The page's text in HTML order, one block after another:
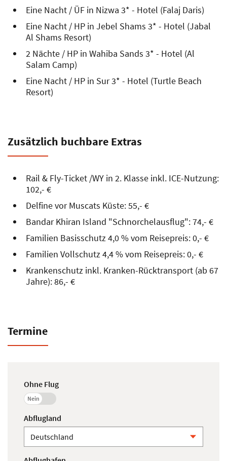
Eine Nacht / ÜF in Nizwa 3* - Hotel (Falaj Daris)
Eine Nacht / HP in Jebel Shams 3* - Hotel (Jabal
Al Shams Resort)
2 Nächte / HP in Wahiba Sands 3* - Hotel (Al
Salam Camp)
Eine Nacht / HP in Sur 3* - Hotel (Turtle Beach
Resort)
Zusätzlich buchbare Extras
Rail & Fly-Ticket /WY in 2. Klasse inkl. ICE-Nutzung:
102,- €
Delfine vor Muscats Küste: 55,- €
Bandar Khiran Island "Schnorchelausflug": 74,- €
Familien Basisschutz 4,0 % vom Reisepreis: 0,- €
Familien Vollschutz 4,4 % vom Reisepreis: 0,- €
Krankenschutz inkl. Kranken-Rücktransport (ab 67
Jahre): 86,- €
Termine
Ohne Flug
Nein
Abflugland